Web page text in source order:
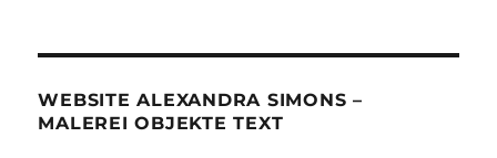
WEBSITE ALEXANDRA SIMONS –
MALEREI OBJEKTE TEXT